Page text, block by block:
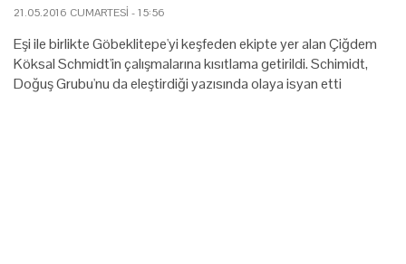
21.05.2016 CUMARTESI - 15:56
Eşi ile birlikte Göbeklitepe'yi keşfeden ekipte yer alan Çiğdem
Köksal Schmidt'in çalışmalarına kısıtlama getirildi. Schimidt,
Doğuş Grubu'nu da eleştirdiği yazısında olaya isyan etti